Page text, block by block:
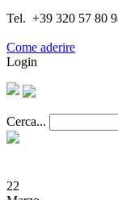
Tel. +39 320 57 80
Come aderire
Login
Cerca...
22